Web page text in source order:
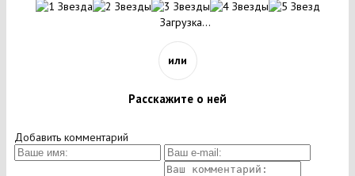
Загрузка...
или
Расскажите о ней
Добавить комментарий